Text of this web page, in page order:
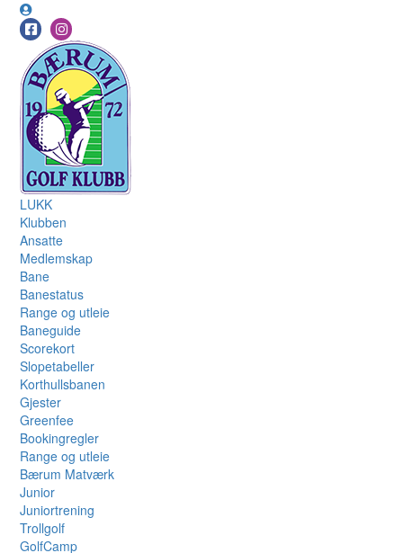
LUKK
Klubben
Ansatte
Medlemskap
Bane
Banestatus
Range og utleie
Baneguide
Scorekort
Slopetabeller
Korthullsbanen
Gjester
Greenfee
Bookingregler
Range og utleie
Bærum Matværk
Junior
Juniortrening
Trollgolf
GolfCamp